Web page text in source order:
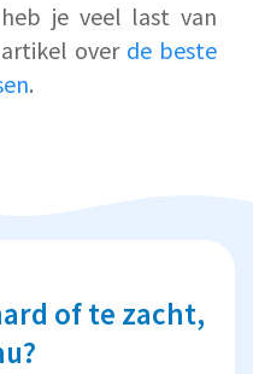
je veel last van
over de beste
.
of te zacht,